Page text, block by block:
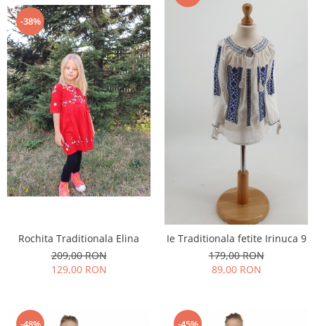
-38%
Rochita Traditionala Elina
209,00 RON
129,00 RON
Ie Traditionala fetite Irinuca 9
179,00 RON
89,00 RON